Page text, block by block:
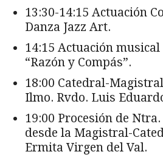
13:30-14:15 Actuación
Danza Jazz Art.
14:15 Actuación
“Razón y Compás”.
18:00 Catedral-
Ilmo. Rvdo. Luis
19:00 Procesión de
desde la Magistral-
Ermita Virgen del Val.